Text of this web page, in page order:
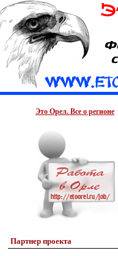
Это Орел. Все о регионе
Партнер проекта